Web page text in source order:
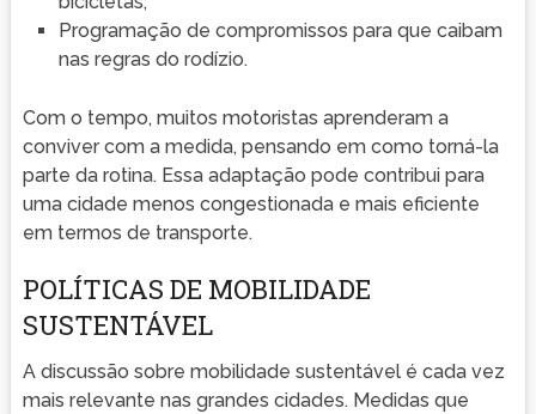
Programação de compromissos para que caibam
nas regras do rodízio.
Com o tempo, muitos motoristas aprenderam a
conviver com a medida, pensando em como torná-la
parte da rotina. Essa adaptação pode contribui para
uma cidade menos congestionada e mais eficiente
em termos de transporte.
POLÍTICAS DE MOBILIDADE
SUSTENTÁVEL
A discussão sobre mobilidade sustentável é cada vez
mais relevante nas grandes cidades. Medidas que